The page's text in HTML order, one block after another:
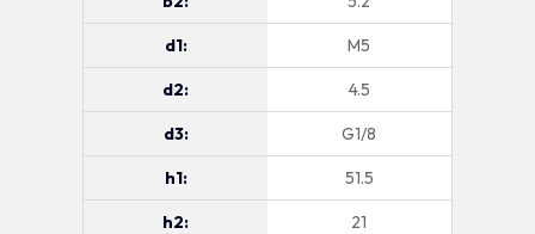
d1: M5
d2: 4.5
d3: G1/8
h1: 51.5
h2: 21